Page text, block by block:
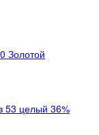
Золотой
53 целый 36%